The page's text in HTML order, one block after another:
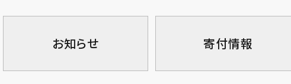
お知らせ 寄付情報